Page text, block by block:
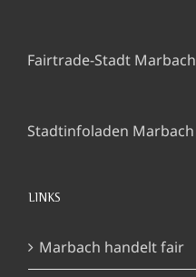
Fairtrade-Stadt Marbach
Stadtinfoladen Marbach
LINKS
Marbach handelt fair